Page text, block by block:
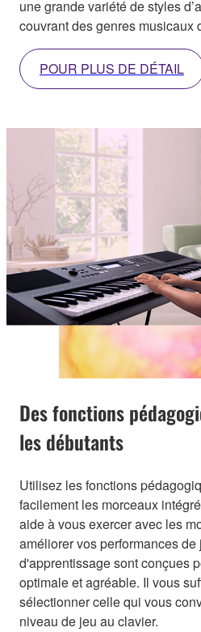
une grande variété de styles
couvrant des genres musicaux
POUR PLUS DE DÉTAIL
Des fonctions
les débutants
Utilisez les fonctions
facilement les morceaux
aide à vous exercer avec les
améliorer vos performances
d'apprentissage sont conçues
optimale et agréable. Il vous
sélectionner celle qui vous
niveau de jeu au clavier.